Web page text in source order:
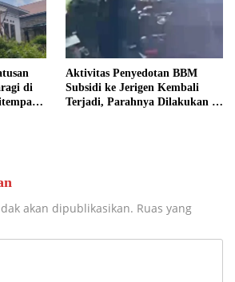
di
Aktivitas Penyedotan BBM
Subsidi ke Jerigen Kembali
Terjadi, Parahnya Dilakukan di
akan dipublikasikan. Ruas yang